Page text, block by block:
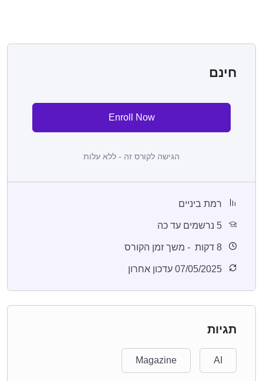
חינם
Enroll Now
הגישה לקורס זה - ללא עלות
רמת ביניים
5 נרשמים עד כה
8 דקות - משך זמן הקורס
07/05/2025 עדכון אחרון
תגיות
AI
Magazine